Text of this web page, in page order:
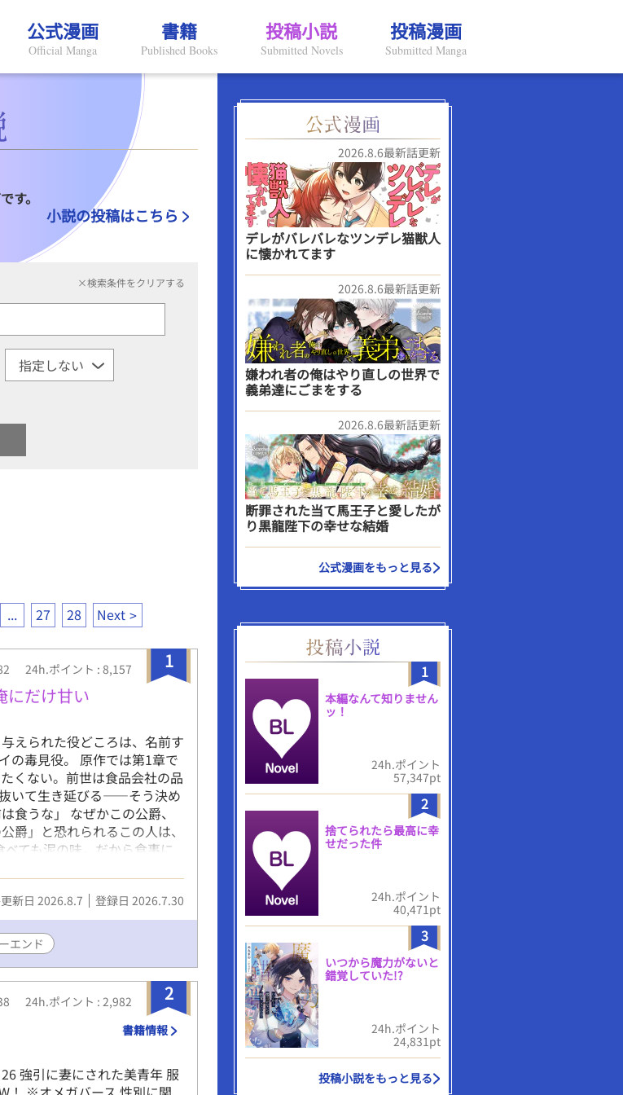
公式漫画
Official Manga
書籍
Published Books
投稿小説
Submitted Novels
投稿漫画
Submitted Manga
す。
小説の投稿はこちら
×検索条件をクリアする
... 27 28 Next
1
24h.ポイント : 8,157
にだけ甘い
えられた役どころは、名前す
の毒見役。 原作では第1章で
くない。前世は食品会社の品
いて生き延びる——そう決め
食うな」 なぜかこの公爵、
爵」と恐れられるこの人は、
ても泥の味。だから食事に
聞いた日、この人は初めて
なぜか俺にだけ甘い。 生き
る仕事に変わっていく。 毒見
ィ。全年齢・純愛です。 ※本
ます。
新日 2026.8.7 登録日 2026.7.30
エンド
2
24h.ポイント : 2,982
書籍情報
強引に妻にされた美青年 服
2026.8.6最新話更新
デレがバレバレなツンデレ猫獣人
に懐かれてます
2026.8.6最新話更新
嫌われ者の俺はやり直しの世界で
義弟達にごまをする
2026.8.6最新話更新
断罪された当て馬王子と愛したが
り黒龍陛下の幸せな結婚
公式漫画をもっと見る
1
本編なんて知りません
ッ！
24h.ポイント
57,347pt
2
捨てられたら最高に幸
せだった件
24h.ポイント
40,471pt
3
いつから魔力がないと
錯覚していた!?
24h.ポイント
24,831pt
投稿小説をもっと見る